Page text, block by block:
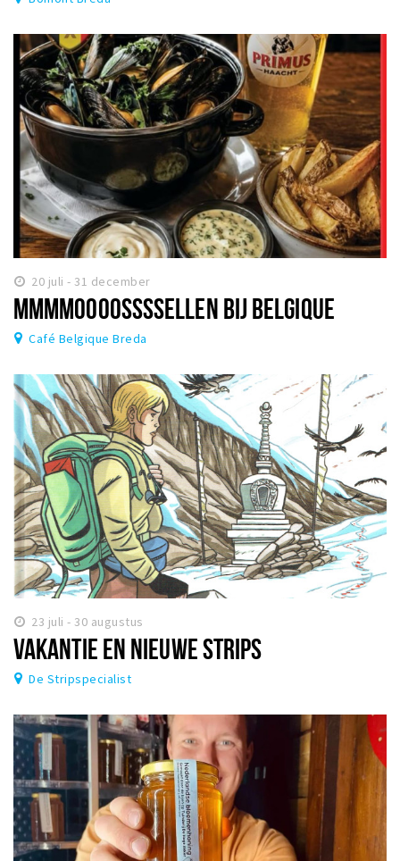
20 juli - 31 december
MMMMOOOOSSSSELLEN BIJ BELGIQUE
Café Belgique Breda
23 juli - 30 augustus
VAKANTIE EN NIEUWE STRIPS
De Stripspecialist